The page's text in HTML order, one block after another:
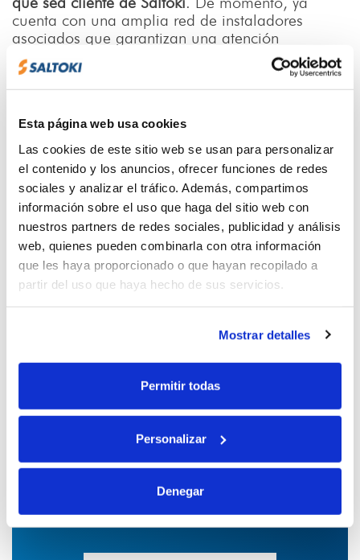
Esta página web usa cookies
Las cookies de este sitio web se usan para personalizar
el contenido y los anuncios, ofrecer funciones de redes
sociales y analizar el tráfico. Además, compartimos
información sobre el uso que haga del sitio web con
nuestros partners de redes sociales, publicidad y análisis
web, quienes pueden combinarla con otra información
que les haya proporcionado o que hayan recopilado a
partir del uso que haya hecho de sus servicios.
Mostrar detalles
Permitir todas
Personalizar
Denegar
cuenta con una amplia red de instaladores
asociados que garantizan una atención
personalizada, cercana y de proximidad a los
usuarios finales, otro de los valores en los que se
sustenta el proyecto.
Para dar soporte al nuevo servicio,
reforzado en los últimos meses el equipo técnico
de todos nuestros centroscon la incorporación
de especialistas en fotovoltaica, plenamente
formados para ayudar a los profesionales en la
búsqueda de la mejor solución para sus
instalaciones.
Con MySolarEnergy, continuamos con nuestra
apuesta por las energías renovables y la
sostenibilidad, manteniendo nuestra filosofía de
Para más información, contáctanos en el 900
¿Eres profesional del sector de la
construcción, fontanería o
electricidad?
Solicita tu alta como cliente del Grupo
Saltoki.